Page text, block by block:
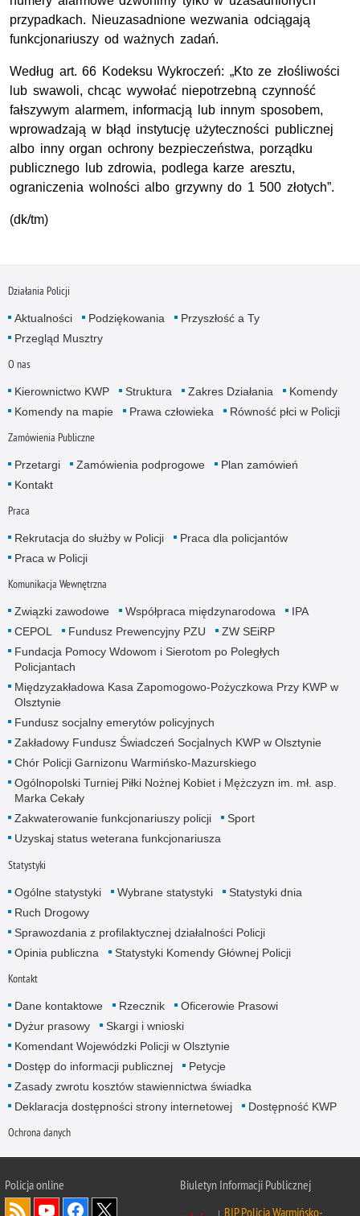
przypadkach. Nieuzasadnione wezwania odciągają
funkcjonariuszy od ważnych zadań.
Według art. 66 Kodeksu Wykroczeń: „Kto ze złośliwości
lub swawoli, chcąc wywołać niepotrzebną czynność
fałszywym alarmem, informacją lub innym sposobem,
wprowadzają w błąd instytucję użyteczności publicznej
albo inny organ ochrony bezpieczeństwa, porządku
publicznego lub zdrowia, podlega karze aresztu,
ograniczenia wolności albo grzywny do 1 500 złotych”.
(dk/tm)
Działania Policji
Aktualności Podziękowania
Przyszłość a Ty
Przegląd Musztry
O nas
Kierownictwo KWP Struktura Zakres Działania
Komendy
Komendy na mapie
Prawa człowieka Równość płci w Policji
Zamówienia Publiczne
Przetargi Zamówienia podprogowe
Plan zamówień
Kontakt
Praca
Rekrutacja do służby w Policji
Praca dla policjantów
Praca w Policji
Komunikacja Wewnętrzna
Związki zawodowe Współpraca międzynarodowa
IPA
CEPOL
Fundusz Prewencyjny PZU
ZW SEiRP
Fundacja Pomocy Wdowom i Sierotom po Poległych
Policjantach
Międzyzakładowa Kasa Zapomogowo-Pożyczkowa Przy KWP w
Olsztynie
Fundusz socjalny emerytów policyjnych
Zakładowy Fundusz Świadczeń Socjalnych KWP w Olsztynie
Chór Policji Garnizonu Warmińsko-Mazurskiego
Ogólnopolski Turniej Piłki Nożnej Kobiet i Mężczyzn im. mł. asp.
Marka Cekały
Zakwaterowanie funkcjonariuszy policji
Sport
Uzyskaj status weterana funkcjonariusza
Statystyki
Ogólne statystyki Wybrane statystyki
Statystyki dnia
Ruch Drogowy
Sprawozdania z profilaktycznej działalności Policji
Opinia publiczna
Statystyki Komendy Głównej Policji
Kontakt
Dane kontaktowe Rzecznik
Oficerowie Prasowi
Dyżur prasowy
Skargi i wnioski
Komendant Wojewódzki Policji w Olsztynie
Dostęp do informacji publicznej
Petycje
Zasady zwrotu kosztów stawiennictwa świadka
Deklaracja dostępności strony internetowej
Dostępność KWP
Ochrona danych
Policja online
Biuletyn Informacji Publicznej
BIP Policja Warmińsko-